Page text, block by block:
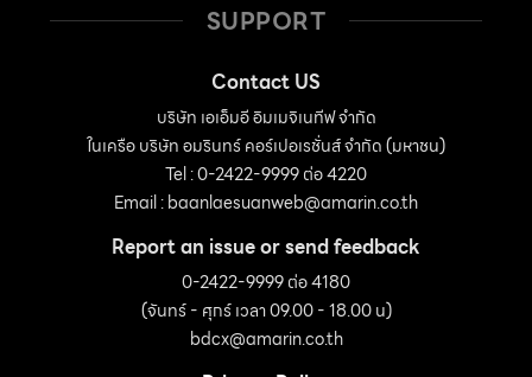
SUPPORT
Contact US
บริษัท เอเอ็มอี อิมเมจิเนทีฟ จำกัด
ในเครือ บริษัท อมรินทร์ คอร์เปอเรชั่นส์ จำกัด (มหาชน)
Tel : 0-2422-9999 ต่อ 4220
Email :baanlaesuanweb@amarin.co.th
Report an issue or send feedback
0-2422-9999 ต่อ 4180
(จันทร์ - ศุกร์ เวลา 09.00 - 18.00 น)
bdcx@amarin.co.th